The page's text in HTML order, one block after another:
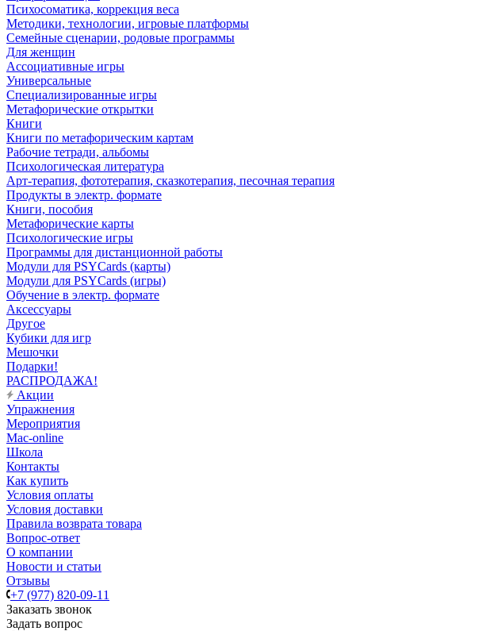
Психосоматика, коррекция веса
Методики, технологии, игровые платформы
Семейные сценарии, родовые программы
Для женщин
Ассоциативные игры
Универсальные
Специализированные игры
Метафорические открытки
Книги
Книги по метафорическим картам
Рабочие тетради, альбомы
Психологическая литература
Арт-терапия, фототерапия, сказкотерапия, песочная терапия
Продукты в электр. формате
Книги, пособия
Метафорические карты
Психологические игры
Программы для дистанционной работы
Модули для PSYCards (карты)
Модули для PSYCards (игры)
Обучение в электр. формате
Аксессуары
Другое
Кубики для игр
Мешочки
Подарки!
РАСПРОДАЖА!
Акции
Упражнения
Мероприятия
Mac-online
Школа
Контакты
Как купить
Условия оплаты
Условия доставки
Правила возврата товара
Вопрос-ответ
О компании
Новости и статьи
Отзывы
+7 (977) 820-09-11
Заказать звонок
Задать вопрос